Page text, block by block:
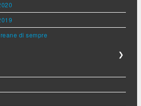
di sempre
❯